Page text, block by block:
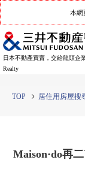
本網
日本不動產買賣，交給龍頭企
Realty
TOP 居住用房屋搜
Maison·do再